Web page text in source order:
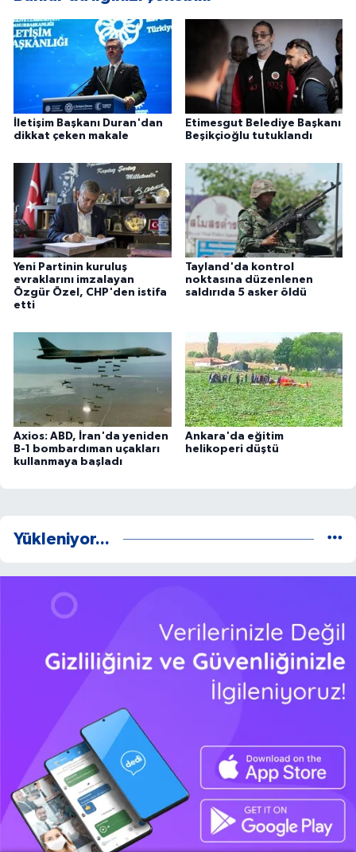
İletişim Başkanı Duran'dan
dikkat çeken makale
Etimesgut Belediye Başkanı
Beşikçioğlu tutuklandı
Yeni Partinin kuruluş
evraklarını imzalayan
Özgür Özel, CHP'den istifa
etti
Tayland'da kontrol
noktasına düzenlenen
saldırıda 5 asker öldü
Axios: ABD, İran'da yeniden
B-1 bombardıman uçakları
kullanmaya başladı
Ankara'da eğitim
helikoperi düştü
Yükleniyor...